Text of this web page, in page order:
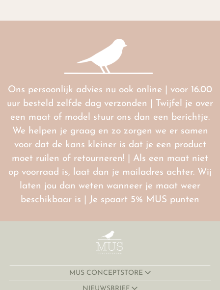
Ons persoonlijk advies nu ook online | voor 16.00
uur besteld zelfde dag verzonden | Twijfel je over
een maat of model stuur ons dan een berichtje.
We helpen je graag en zo zorgen we er samen
voor dat de kans kleiner is dat je een product
moet ruilen of retourneren! | Als een maat niet
op voorraad is, laat dan je mailadres achter. Wij
laten jou dan weten wanneer je maat weer
beschikbaar is | Je spaart 5% MUS punten
MUS CONCEPTSTORE